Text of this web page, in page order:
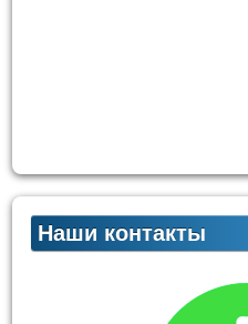
Наши контакты